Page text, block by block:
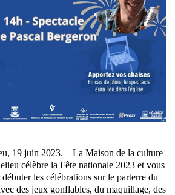
19 juin 2023. – La Maison de la culture
célèbre la Fête nationale 2023 et vous
les célébrations sur le parterre du
des jeux gonflables, du maquillage, des